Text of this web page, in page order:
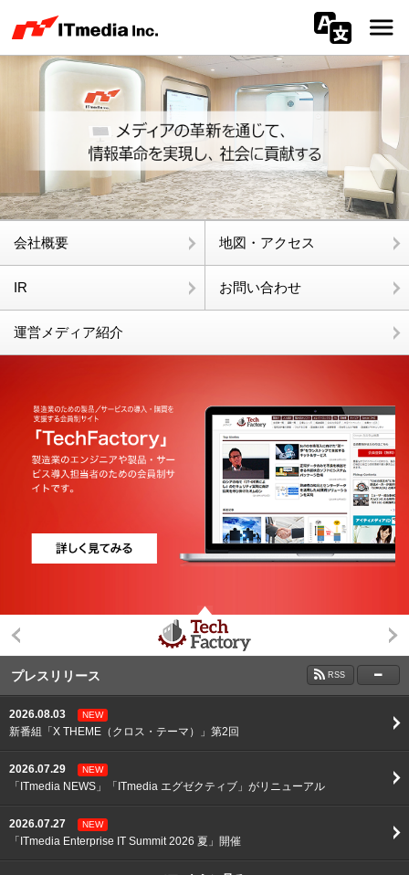
サステナビリティ
会社概要 地図・アクセス
IR お問い合わせ
運営メディア紹介
プレスリリース RSS
2026.08.03 NEW
新番組「X THEME（クロス・テーマ）」第2回
2026.07.29 NEW
「ITmedia NEWS」「ITmedia エグゼクティブ」がリニューアル
2026.07.27 NEW
「ITmedia Enterprise IT Summit 2026 夏」開催